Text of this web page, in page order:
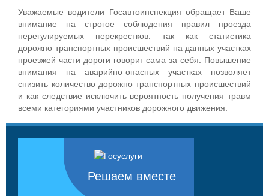
Уважаемые водители Госавтоинспекция обращает Ваше
внимание на строгое соблюдения правил проезда
нерегулируемых перекрестков, так как статистика
дорожно-транспортных происшествий на данных участках
проезжей части дороги говорит сама за себя. Повышение
внимания на аварийно-опасных участках позволяет
снизить количество дорожно-транспортных происшествий
и как следствие исключить вероятность получения травм
всеми категориями участников дорожного движения.
Решаем вместе